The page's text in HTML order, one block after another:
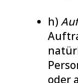
h)
oder